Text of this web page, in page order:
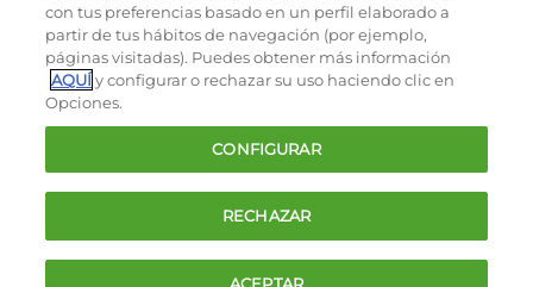
Cookies
Política de privacidad
Términos y condiciones de la oferta
Contacto
FAQ
con tus preferencias basado en un perfil elaborado a
partir de tus hábitos de navegación (por ejemplo,
páginas visitadas). Puedes obtener más información
AQUÍy configurar o rechazar su uso haciendo clic en
Opciones.
CONFIGURAR
RECHAZAR